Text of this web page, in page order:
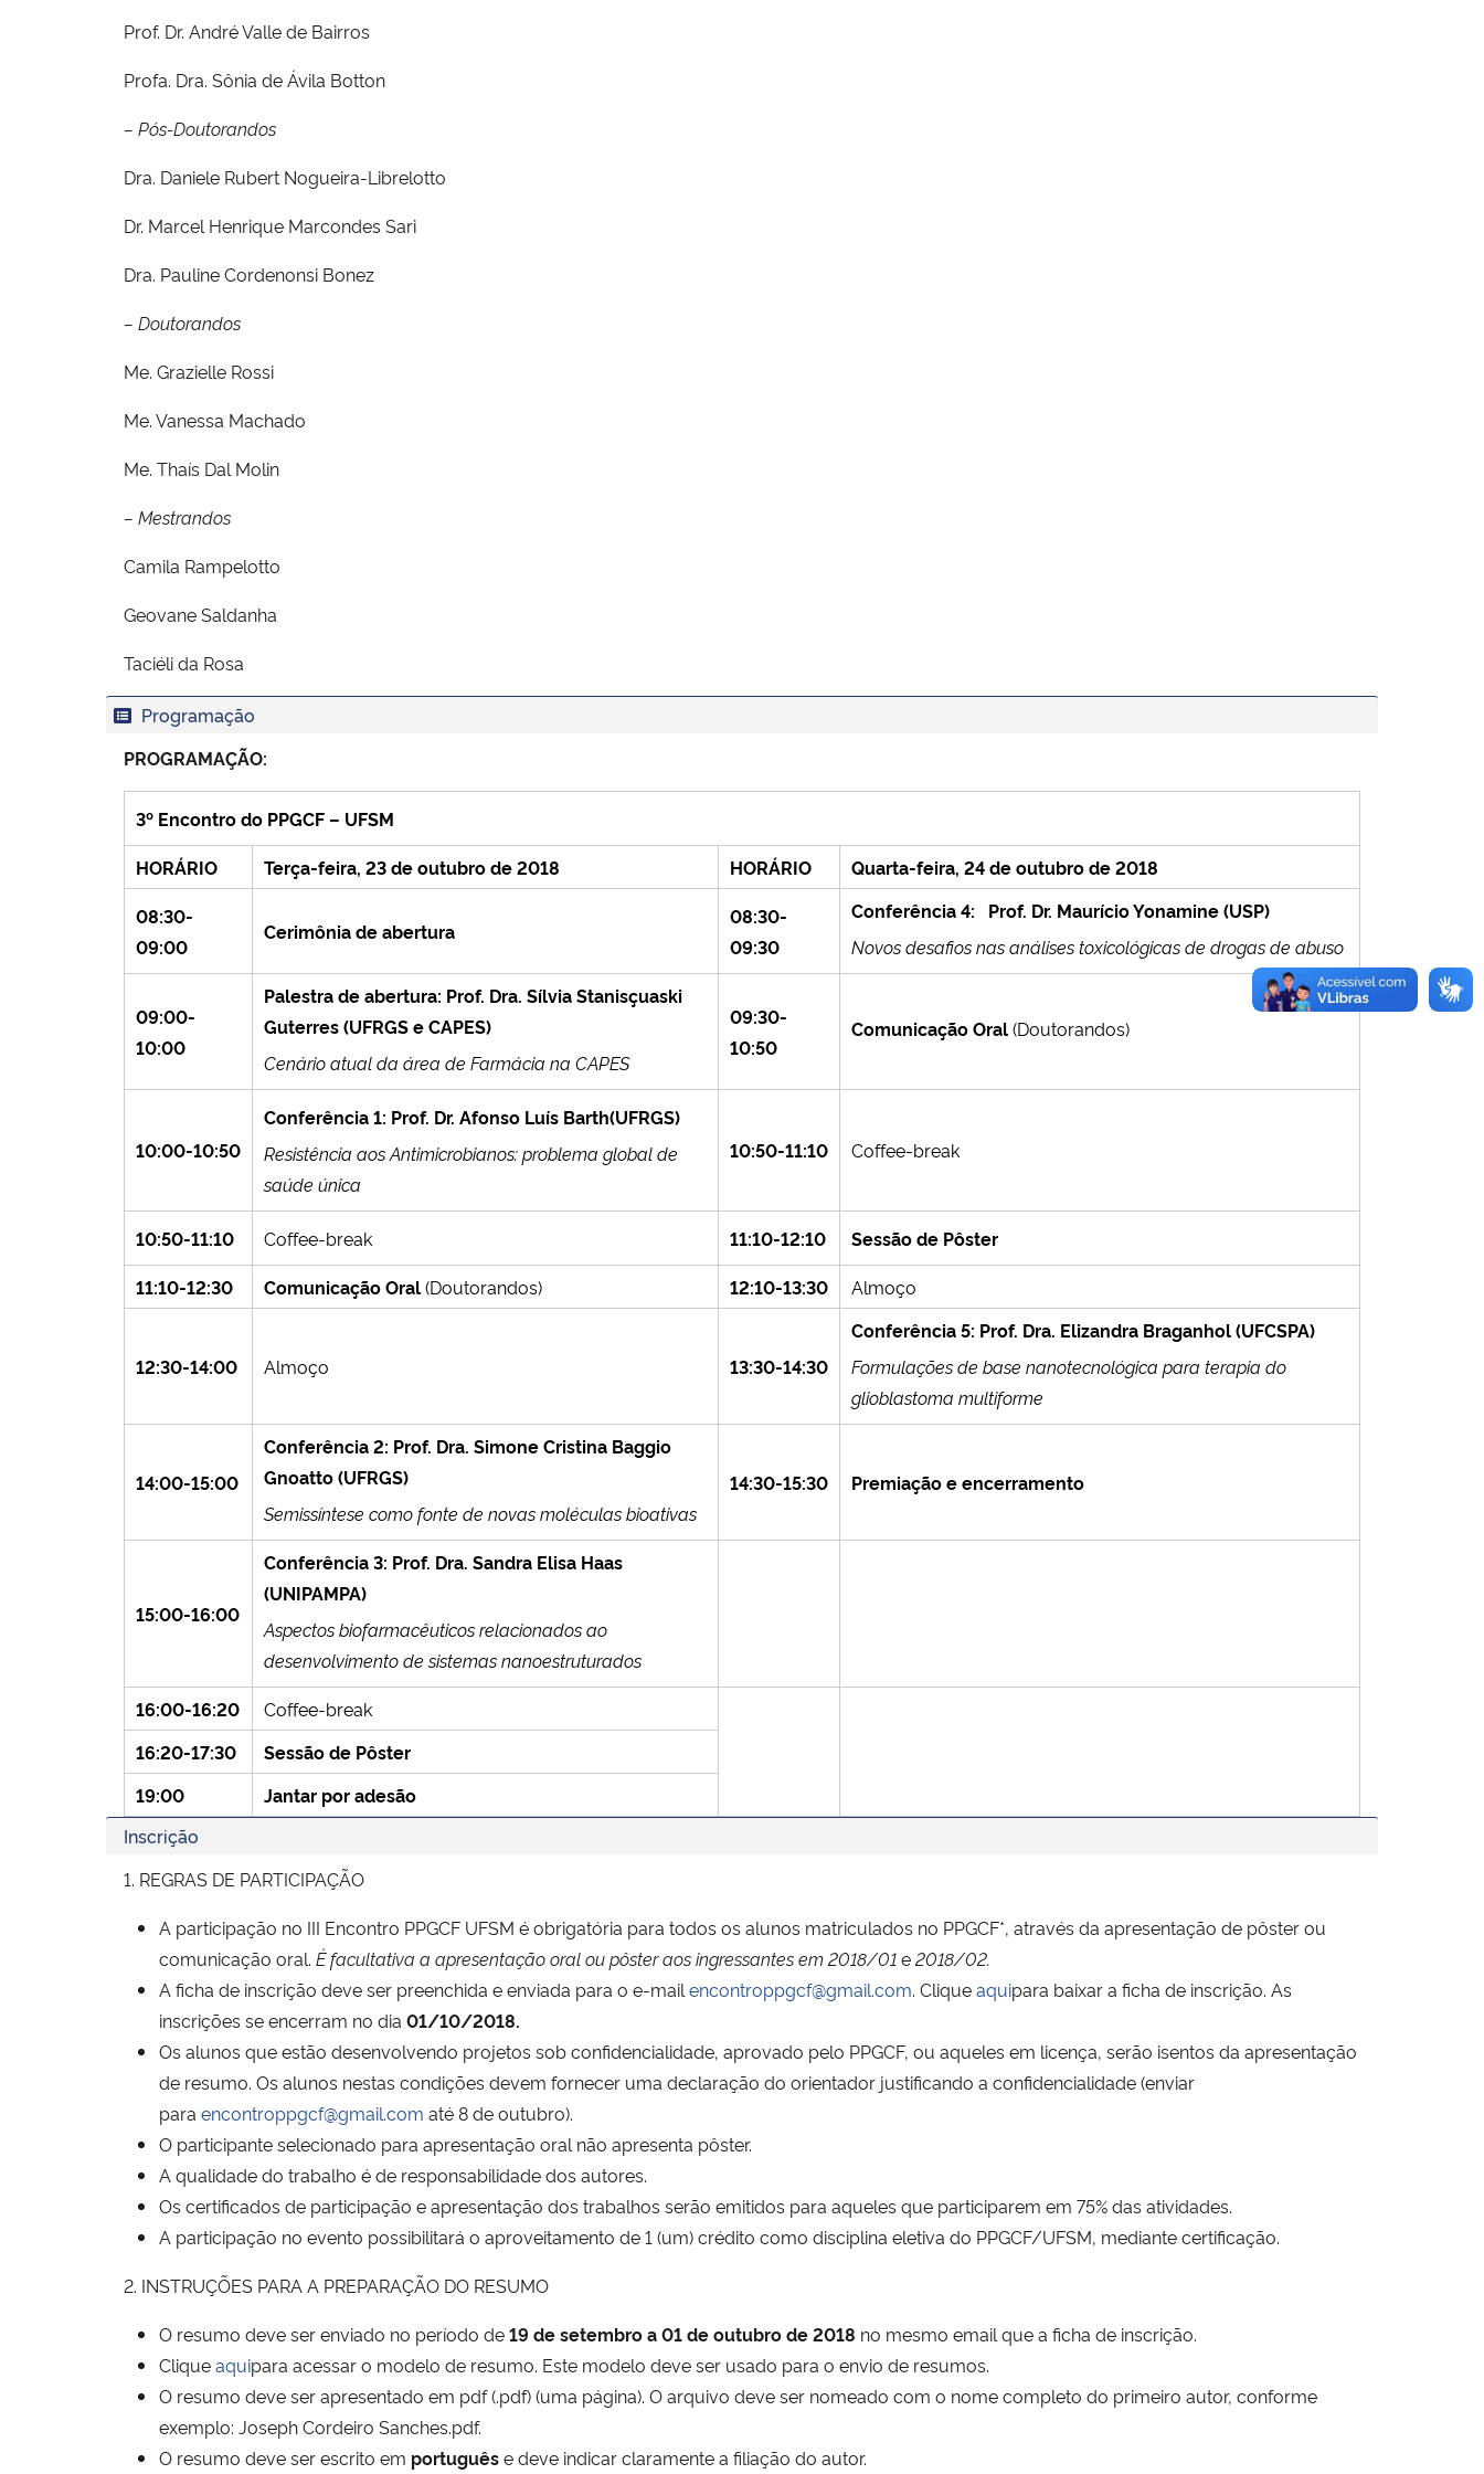
Prof. Dr. André Valle de Bairros
Profa. Dra. Sônia de Ávila Botton
– Pós-Doutorandos
Dra. Daniele Rubert Nogueira-Librelotto
Dr. Marcel Henrique Marcondes Sari
Dra. Pauline Cordenonsi Bonez
– Doutorandos
Me. Grazielle Rossi
Me. Vanessa Machado
Me. Thaís Dal Molin
– Mestrandos
Camila Rampelotto
Geovane Saldanha
Taciéli da Rosa
Programação
PROGRAMAÇÃO:
3º Encontro do PPGCF – UFSM
HORÁRIO
Terça-feira, 23 de outubro de 2018 HORÁRIO Quarta-feira, 24 de outubro de2018
08:30-
09:00
Cerimônia de abertura
08:30-
09:30
Conferência 4: Prof. Dr. Maurício Yonamine (USP)
Novos desafios nas análises toxicológicas de drogas de abuso
09:00-
10:00
Palestra de abertura: Prof. Dra. Sílvia Stanisçuaski
Guterres (UFRGS e CAPES)
Cenário atual da área de Farmácia na CAPES
09:30-
10:50
Comunicação Oral(Doutorandos)
10:00-10:50
Conferência 1: Prof. Dr. Afonso Luís Barth(UFRGS)
Resistência aos Antimicrobianos: problema global de
saúde única
10:50-11:10 Coffee-break
10:50-11:10 Coffee-break 11:10-12:10
Sessão de Pôster
11:10-12:30
Comunicação Oral(Doutorandos) 12:10-13:30 Almoço
12:30-14:00 Almoço 13:30-14:30
Conferência 5: Prof. Dra. Elizandra Braganhol (UFCSPA)
Formulações de base nanotecnológica para terapia do
glioblastoma multiforme
14:00-15:00
Conferência 2: Prof. Dra. Simone Cristina Baggio
Gnoatto (UFRGS)
Semissíntese como fonte de novas moléculas bioativas
14:30-15:30 Premiação e encerramento
15:00-16:00
Conferência 3: Prof. Dra. Sandra Elisa Haas
(UNIPAMPA)
Aspectos biofarmacêuticos relacionados ao
desenvolvimento de sistemas nanoestruturados
16:00-16:20
Coffee-break
16:20-17:30
Sessão de Pôster
19:00
Jantar por adesão
Inscrição
1. REGRAS DE PARTICIPAÇÃO
A participação no III Encontro PPGCF UFSM é obrigatória para todos os alunos matriculados no PPGCF*, através da apresentação de pôster ou
comunicação oral. É facultativa a apresentação oral ou pôster aos ingressantes em 2018/01e2018/02.
A ficha de inscrição deve ser preenchida e enviada para o e-mailencontroppgcf@gmail.com. Cliqueaquipara baixar a ficha de inscrição. As
inscrições se encerram no dia 01/10/2018.
Os alunos que estão desenvolvendo projetos sob confidencialidade, aprovado pelo PPGCF, ou aqueles em licença, serão isentos da apresentação
de resumo. Os alunos nestas condições devem fornecer uma declaração do orientador justificando a confidencialidade (enviar
para encontroppgcf@gmail.com até 8 de outubro).
O participante selecionado para apresentação oral não apresenta pôster.
A qualidade do trabalho é de responsabilidade dos autores.
Os certificados de participação e apresentação dos trabalhos serão emitidos para aqueles que participarem em 75% das atividades.
A participação no evento possibilitará o aproveitamento de 1 (um) crédito como disciplina eletiva do PPGCF/UFSM, mediante certificação.
2. INSTRUÇÕES PARA A PREPARAÇÃO DO RESUMO
O resumo deve ser enviado no período de19 de setembro a 01 de outubro de 2018 no mesmo email que a ficha de inscrição.
Cliqueaquipara acessar o modelo de resumo. Este modelo deve ser usado para o envio de resumos.
O resumo deve ser apresentado em pdf (.pdf) (uma página). O arquivo deve ser nomeado com o nome completo do primeiro autor, conforme
exemplo: Joseph Cordeiro Sanches.pdf.
O resumo deve ser escrito em portuguêse deve indicar claramente a filiação do autor.